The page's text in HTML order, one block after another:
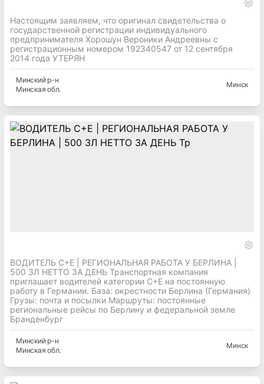
Настоящим заявляем, что оригинал свидетельства о
государственной регистрации индивидуального
предпринимателя Хорошун Вероники Андреевны с
регистрационным номером 192340547 от 12 сентября
2014 года УТЕРЯН
Минскийр-н
Минская обл.
Минск
ВОДИТЕЛЬ C+E | РЕГИОНАЛЬНАЯ РАБОТА У БЕРЛИНА |
500 ЗЛ НЕТТО ЗА ДЕНЬ Транспортная компания
приглашает водителей категории C+E на постоянную
работу в Германии. База: окрестности Берлина (Германия)
Грузы: почта и посылки Маршруты: постоянные
региональные рейсы по Берлину и федеральной земле
Бранденбург
Минскийр-н
Минская обл.
Минск